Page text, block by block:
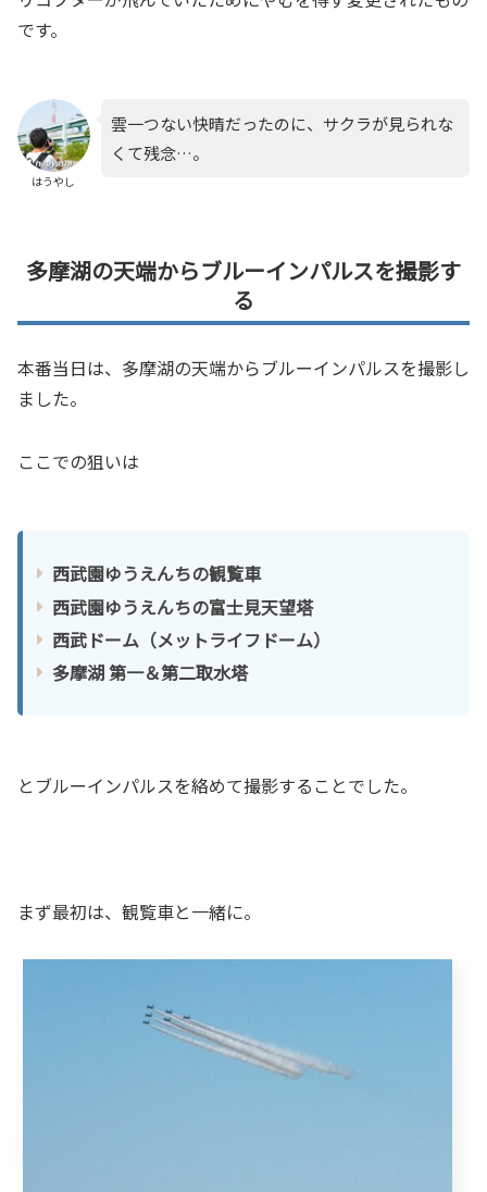
です。
はうやし
雲一つない快晴だったのに、サクラが見られな
くて残念…。
多摩湖の天端からブルーインパルスを撮影す
る
本番当日は、多摩湖の天端からブルーインパルスを撮影し
ました。
ここでの狙いは
西武園ゆうえんちの観覧車
西武園ゆうえんちの富士見天望塔
西武ドーム（メットライフドーム）
多摩湖 第一＆第二取水塔
とブルーインパルスを絡めて撮影することでした。
まず最初は、観覧車と一緒に。